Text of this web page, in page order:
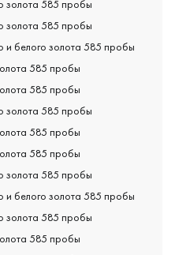
золота 585 пробы
золота 585 пробы
и белого золота 585 пробы
585 пробы
585 пробы
золота 585 пробы
585 пробы
585 пробы
золота 585 пробы
и белого золота 585 пробы
золота 585 пробы
585 пробы